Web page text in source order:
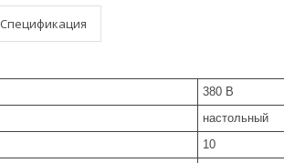
Спецификация
380 В
настольный
10